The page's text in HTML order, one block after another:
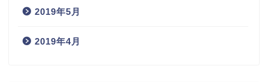
2019年5月
2019年4月